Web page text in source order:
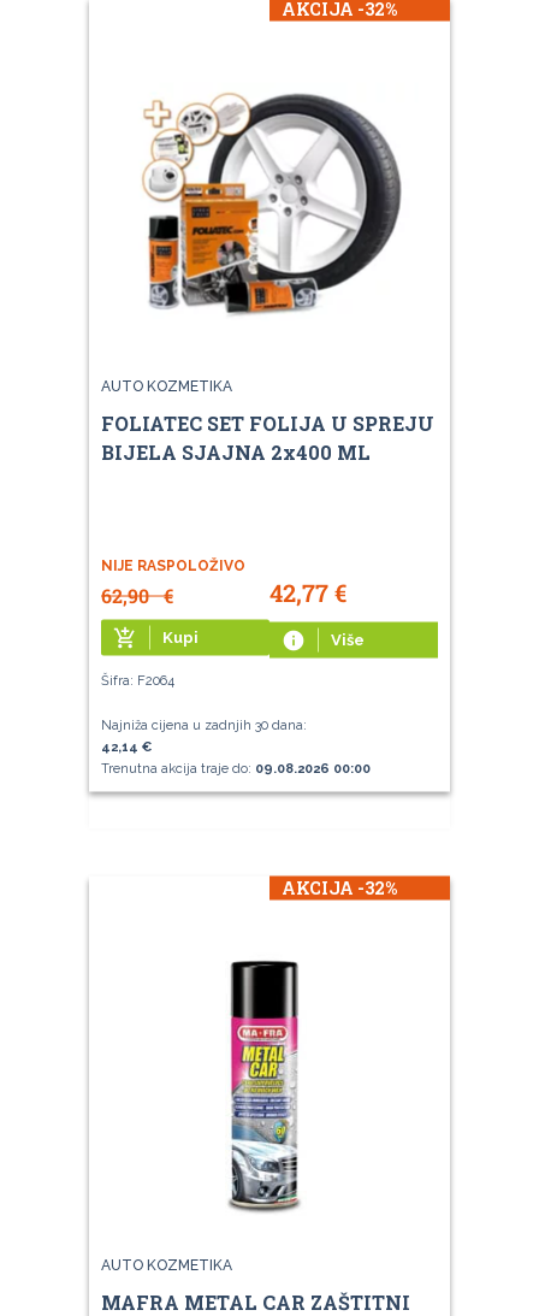
AKCIJA -32%
AUTO KOZMETIKA
FOLIATEC SET FOLIJA U SPREJU
BIJELA SJAJNA 2x400 ML
NIJE RASPOLOŽIVO
62,90€ 42,77€
add_shopping_cart Kupi info Više
Šifra: F2064
Najniža cijena u zadnjih 30 dana:
42,14 €
Trenutna akcija traje do: 09.08.2026 00:00
AKCIJA -32%
AUTO KOZMETIKA
MAFRA METAL CAR ZAŠTITNI